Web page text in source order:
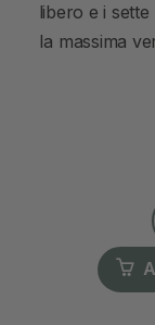
libero e i
la massima